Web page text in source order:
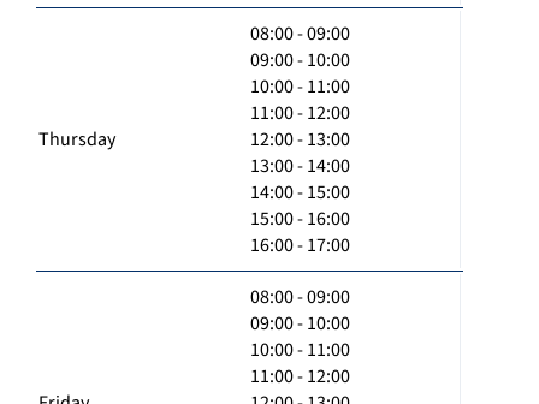
Thursday
08:00 - 09:00
09:00 - 10:00
10:00 - 11:00
11:00 - 12:00
12:00 - 13:00
13:00 - 14:00
14:00 - 15:00
15:00 - 16:00
16:00 - 17:00
08:00 - 09:00
09:00 - 10:00
10:00 - 11:00
11:00 - 12:00